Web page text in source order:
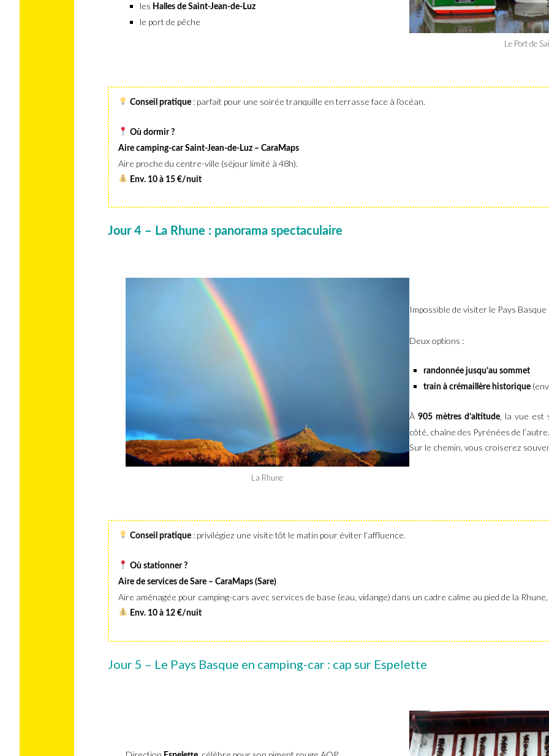
les Halles de Saint-Jean-de-Luz
le port de pêche
Le Port de
Conseil pratique : parfait pour une soirée tranquille en terrasse face à l’océan.
Où dormir ?
Aire camping-car Saint-Jean-de-Luz – CaraMaps
Aire proche du centre-ville (séjour limité à 48h).
Env. 10 à 15 €/nuit
Jour 4 – La Rhune : panorama spectaculaire
La Rhune
Impossible de visiter le Pays
Deux options :
randonnée jusqu’au sommet
train à crémaillère historique
À 905 mètres d’altitude, la vue est
côté, chaîne des Pyrénées de l’autre.
Sur le chemin, vous croiserez
Conseil pratique : privilégiez une visite tôt le matin pour éviter l’affluence.
Où stationner ?
Aire de services de Sare – CaraMaps (Sare)
Aire aménagée pour camping-cars avec services de base (eau, vidange) dans un cadre calme au pied de la
Env. 10 à 12 €/nuit
Jour 5 – Le Pays Basque en camping-car : cap sur Espelette